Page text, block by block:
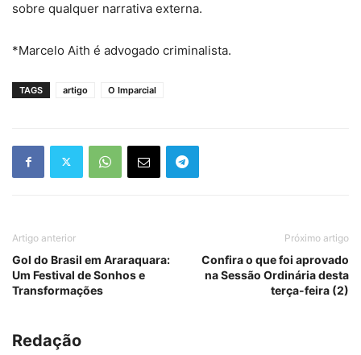
sobre qualquer narrativa externa.
*Marcelo Aith é advogado criminalista.
TAGS artigo O Imparcial
Artigo anterior
Gol do Brasil em Araraquara:
Um Festival de Sonhos e
Transformações
Próximo artigo
Confira o que foi aprovado
na Sessão Ordinária desta
terça-feira (2)
Redação